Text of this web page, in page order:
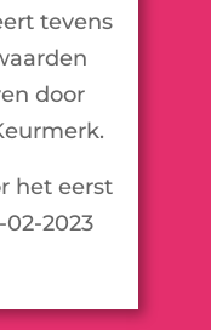
tevens
door
het eerst
2023